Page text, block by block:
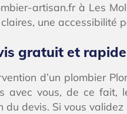
artisan.fr à Les
une accessibilité
gratuit et
d’un plombier
avec vous, de ce fait,
du devis. Si vous